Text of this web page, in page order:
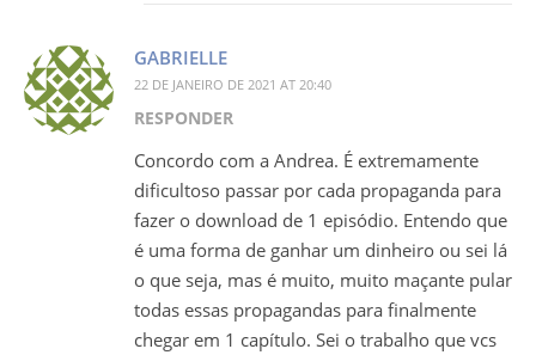
GABRIELLE
22 DE JANEIRO DE 2021 AT 20:40
RESPONDER
Concordo com a Andrea. É extremamente
dificultoso passar por cada propaganda para
fazer o download de 1 episódio. Entendo que
é uma forma de ganhar um dinheiro ou sei lá
o que seja, mas é muito, muito maçante pular
todas essas propagandas para finalmente
chegar em 1 capítulo. Sei o trabalho que vcs